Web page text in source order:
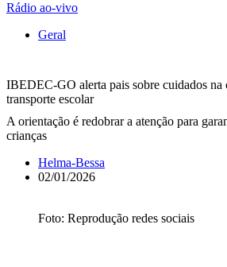
Rádio ao-vivo
Geral
IBEDEC-GO alerta pais sobre cuidados na
transporte escolar
A orientação é redobrar a atenção para
crianças
Helma-Bessa
02/01/2026
Foto: Reprodução redes sociais